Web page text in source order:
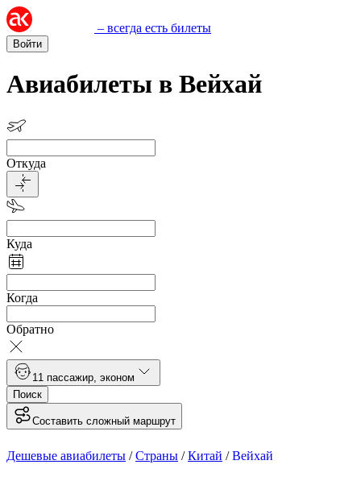
– всегда есть билеты
Войти
Авиабилеты в Вейхай
Откуда
Куда
Когда
Обратно
1 1 пассажир эконом
Поиск
Составить сложный маршрут
Дешевые авиабилеты /Страны /Китай /Вейхай